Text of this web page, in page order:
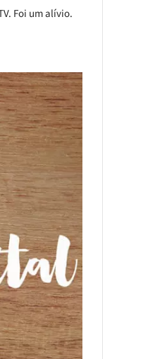
Foi um alívio.